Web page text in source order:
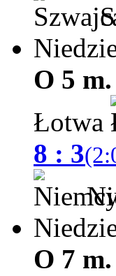
O 5 m.
Łotwa
8 : 3
O 7 m.